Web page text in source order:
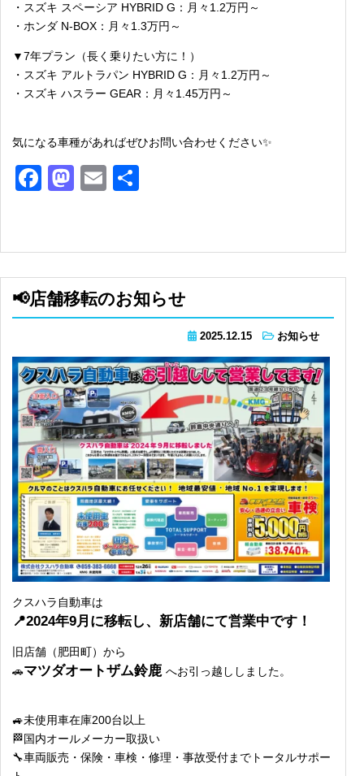
・スズキ スペーシア HYBRID G：月々1.2万円～
・ホンダ N-BOX：月々1.3万円～
▼7年プラン（長く乗りたい方に！）
・スズキ アルトラパン HYBRID G：月々1.2万円～
・スズキ ハスラー GEAR：月々1.45万円～
気になる車種があればぜひお問い合わせください✨
Facebook
Mastodon
Email
📢店舗移転のお知らせ
2025.12.15 お知らせ
クスハラ自動車は
📍2024年9月に移転し、新店舗にて営業中です！
旧店舗（肥田町）から
🚗マツダオートザム鈴鹿 へお引っ越ししました。
🚙未使用車在庫200台以上
🏁国内オールメーカー取扱い
🔧車両販売・保険・車検・修理・事故受付までトータルサポー